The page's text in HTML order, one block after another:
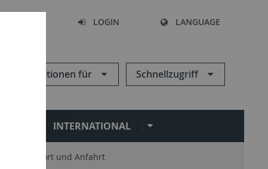
LOGIN LANGUAGE
Informationen für Schnellzugriff
INTERNATIONAL
Standort und Anfahrt